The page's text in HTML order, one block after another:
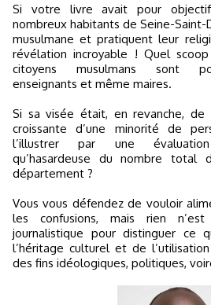
Si votre livre avait pour objectif de montrer que de
nombreux habitants de Seine-Saint-
musulmane et pratiquent leur
révélation incroyable ! Quel
citoyens musulmans sont
enseignants et même maires.
Si sa visée était, en revanche, de
croissante d’une minorité de
l’illustrer par une
qu’hasardeuse du nombre total
département ?
Vous vous défendez de vouloir
les confusions, mais rien
journalistique pour distinguer ce
l’héritage culturel et de
des fins idéologiques, politiques,